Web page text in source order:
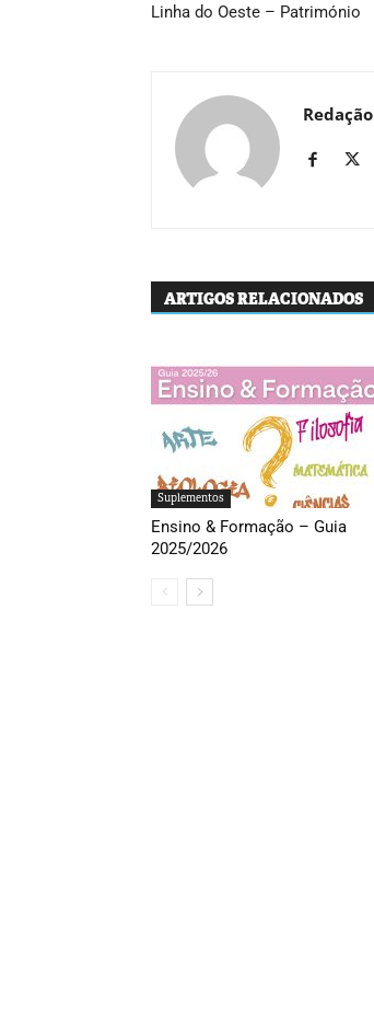
Linha do Oeste – Património
Redação
ARTIGOS RELACIONADOS
Suplementos
Ensino & Formação – Guia
2025/2026